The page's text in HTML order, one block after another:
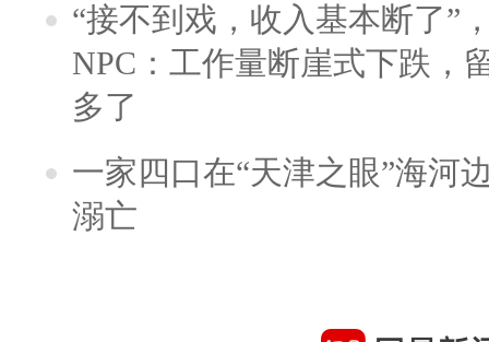
“接不到戏，收入基本断了”
NPC：工作量断崖式下跌，
多了
一家四口在“天津之眼”海河
溺亡